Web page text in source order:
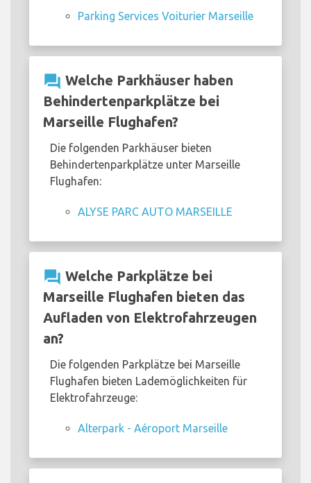
Parking Services Voiturier Marseille
question_answer Welche Parkhäuser haben
Behindertenparkplätze bei
Marseille Flughafen?
Die folgenden Parkhäuser bieten
Behindertenparkplätze unter Marseille
Flughafen:
ALYSE PARC AUTO MARSEILLE
question_answer Welche Parkplätze bei
Marseille Flughafen bieten das
Aufladen von Elektrofahrzeugen
an?
Die folgenden Parkplätze bei Marseille
Flughafen bieten Lademöglichkeiten für
Elektrofahrzeuge:
Alterpark - Aéroport Marseille